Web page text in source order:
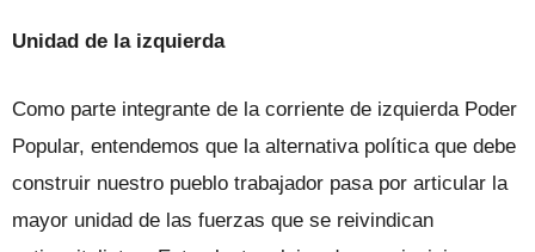
Unidad de la izquierda
Como parte integrante de la corriente de izquierda Poder
Popular, entendemos que la alternativa política que debe
cons­truir nuestro pueblo trabajador pasa por articular la
mayor unidad de las fuerzas que se reivindican